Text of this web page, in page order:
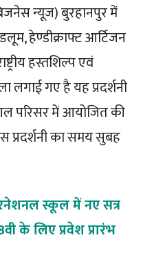
न्यूज) बुरहानपुर में
हेण्डीक्राफ्ट आर्टिजन
हस्तशिल्प एवं
लगाई गए है यह प्रदर्शनी
परिसर में आयोजित की
प्रदर्शनी का समय सुबह
स्कूल में नए सत्र
के लिए प्रवेश प्रारंभ